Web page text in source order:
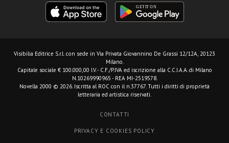
Visibilia Editrice S.r.l. con sede in Via Privata Giovannino De Grassi 12/12A, 20123
Milano.
Capitale sociale € 100.000,00 I.V. - C.F./P.IVA ed iscrizione alla C.C.I.A.A. di Milano
N.10269990965 - REA MI-2519578.
Novella 2000 © 2026. Iscritta al ROC con il n.37767. Tutti i diritti di proprietà
letteraria ed artistica riservati.
CONTATTI
PRIVACY E COOKIES POLICY